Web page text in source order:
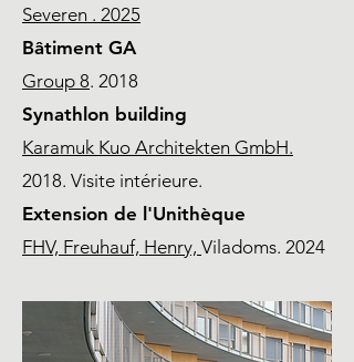
Severen . 2025
Bâtiment GA
Group 8. 2018
Synathlon building
Karamuk Kuo Architekten GmbH.
2018. Visite intérieure.
Extension de l'Unithèque
FHV, Freuhauf, Henry, Viladoms. 2024